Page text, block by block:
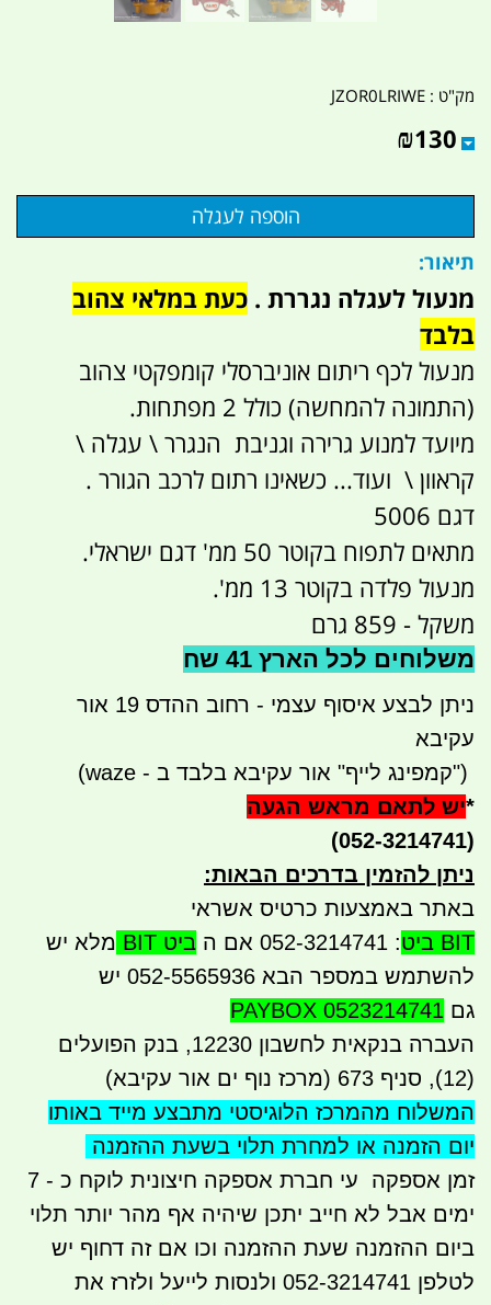
מק"ט : JZOR0LRIWE
₪130
תיאור:
מנעול לעגלה נגררת . כעת במלאי צהוב
בלבד
מנעול לכף ריתום אוניברסלי קומפקטי צהוב
(התמונה להמחשה) כולל 2 מפתחות.
מיועד למנוע גרירה וגניבת הנגרר \ עגלה \
קראוון \ ועוד... כשאינו רתום לרכב הגורר .
דגם 5006
מתאים לתפוח בקוטר 50 ממ' דגם ישראלי
.
מנעול פלדה בקוטר 13 ממ'.
משקל - 859 גרם
משלוחים לכל הארץ 41 שח
ניתן לבצע איסוף עצמי - רחוב ההדס 19 אור
עקיבא
")קמפינג לייף" אור עקיבא בלבד ב - waze)
*יש לתאם מראש הגעה
(052-3214741)
ניתן להזמין בדרכים הבאות:
באתר באמצעות כרטיס אשראי
BIT ביט
: 052-3214741 אם ה ביט BIT
מלא יש
להשתמש במספר הבא 052-5565936 יש
גם PAYBOX 0523214741
העברה בנקאית לחשבון 12230, בנק הפועלים
(12), סניף 673 (מרכז נוף ים אור עקיבא)
המשלוח מהמרכז הלוגיסטי מתבצע מייד באותו
יום הזמנה או למחרת תלוי בשעת ההזמנה
זמן אספקה עי חברת אספקה חיצונית לוקח כ - 7
ימים אבל לא חייב יתכן שיהיה אף מהר יותר תלוי
ביום ההזמנה שעת ההזמנה וכו אם זה דחוף יש
לטלפן 052-3214741 ולנסות לייעל ולזרז את